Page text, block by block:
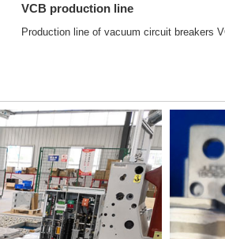
VCB production line
Production line of vacuum circuit breakers